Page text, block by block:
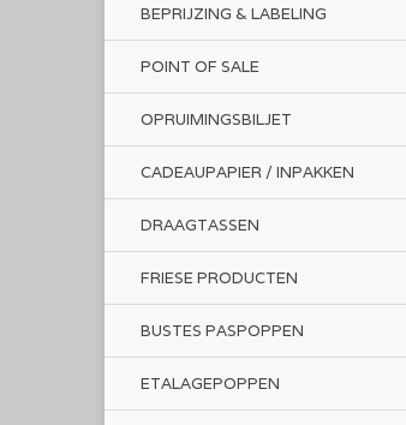
BEPRIJZING & LABELING
POINT OF SALE
OPRUIMINGSBILJET
CADEAUPAPIER / INPAKKEN
DRAAGTASSEN
FRIESE PRODUCTEN
BUSTES PASPOPPEN
ETALAGEPOPPEN